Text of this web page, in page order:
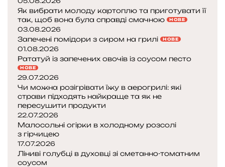
с
м
а
н
о
ю
НОВЕ
д
а
в
л
и
з
ж
о
в
т
и
х
б
о
Як вибрати молоду картоплю та приготувати її
так, щоб вона була справді смачною
НОВЕ
03.08.2026
Запечені помідори з сиром на грилі НОВЕ
01.08.2026
Рататуй із запечених овочів із соусом песто
НОВЕ
29.07.2026
Чи можна розігрівати їжу в аерогрилі: які
страви підходять найкраще та як не
пересушити продукти
22.07.2026
Малосольні огірки в холодному розсолі
з гірчицею
17.07.2026
Ліниві голубці в духовці зі сметанно-томатним
соусом